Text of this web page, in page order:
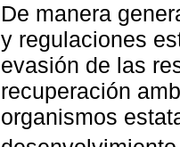
De manera
y regulaciones
evasión de las
recuperación
organismos